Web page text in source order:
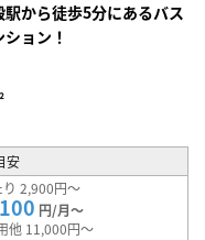
駅から徒歩5分にあるバス
ョン！
安
り 2,900円～
円/月～
他 11,000円～